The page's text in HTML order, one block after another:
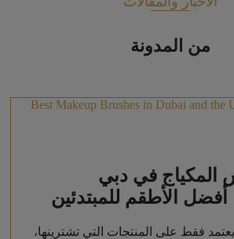
من المدونة
المكياج في دبي
أفضل الأطقم للمبتدئين
يعتمد فقط على المنتجات التي تشترينها،